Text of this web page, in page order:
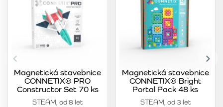
STEAM, od 8 let
Magnetická stavebnice
CONNETIX® PRO
Constructor Set 70 ks
STEAM, od 3 let
Magnetická stavebnice
CONNETIX® Bright
Portal Pack 48 ks